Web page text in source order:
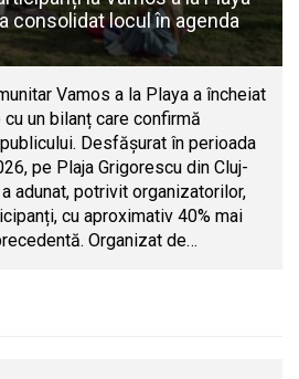
consolidat locul în agenda
Vamos a la Playa a încheiat
un bilanț care confirmă
Desfășurat în perioada
pe Plaja Grigorescu din Cluj-
adunat, potrivit organizatorilor,
cu aproximativ 40% mai
Organizat de…